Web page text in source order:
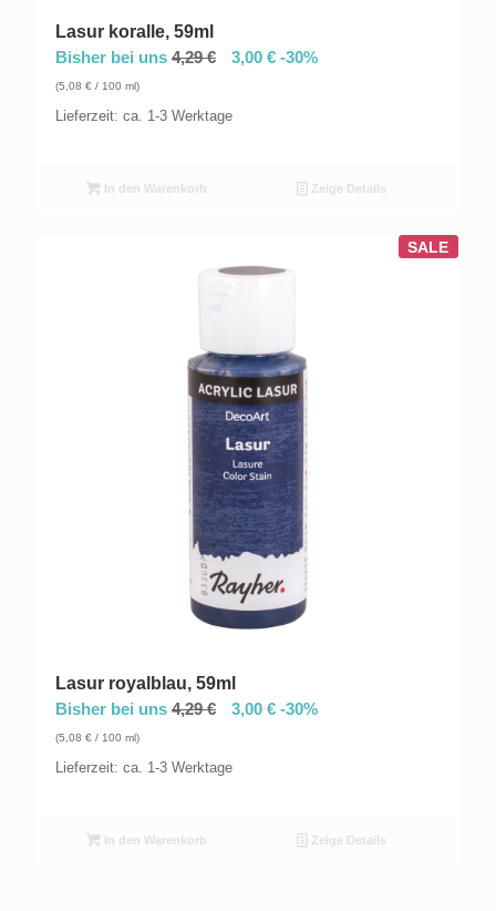
Lasur koralle, 59ml
Bisher bei uns 4,29€ 3,00 €-30%
(5,08 €/ 100 ml)
Lieferzeit: ca. 1-3 Werktage
In den Warenkorb Zeige Details
SALE
Lasur royalblau, 59ml
Bisher bei uns 4,29€ 3,00 €-30%
(5,08 €/ 100 ml)
Lieferzeit: ca. 1-3 Werktage
In den Warenkorb Zeige Details